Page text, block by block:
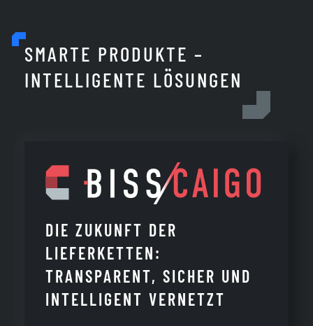
SMARTE PRODUKTE –
INTELLIGENTE LÖSUNGEN
DIE ZUKUNFT DER
LIEFERKETTEN:
TRANSPARENT, SICHER UND
INTELLIGENT VERNETZT